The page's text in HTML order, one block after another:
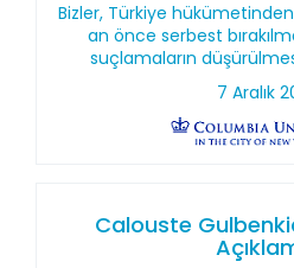
Bizler, Türkiye
an önce serbest
suçlamaların
7 Aralık
Calouste